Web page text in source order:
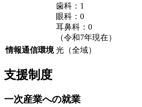
歯科：1
眼科：0
耳鼻科：0
（令和7年現在）
情報通信環境 光（全域）
支援制度
一次産業への就業